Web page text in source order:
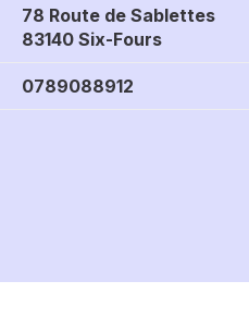
78 Route de Sablettes
83140 Six-Fours
0789088912